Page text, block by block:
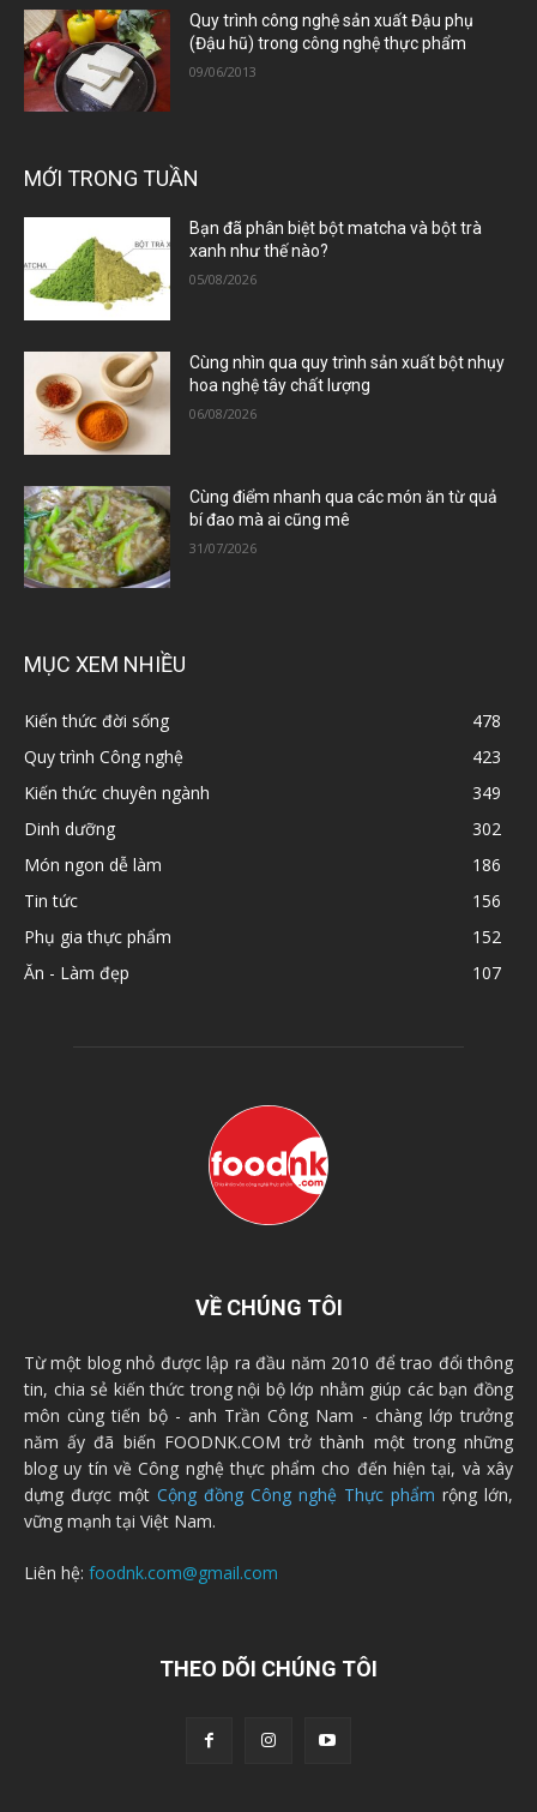
Quy trình công nghệ sản xuất Đậu phụ
(Đậu hũ) trong công nghệ thực phẩm
09/06/2013
MỚI TRONG TUẦN
Bạn đã phân biệt bột matcha và bột trà
xanh như thế nào?
05/08/2026
Cùng nhìn qua quy trình sản xuất bột nhụy
hoa nghệ tây chất lượng
06/08/2026
Cùng điểm nhanh qua các món ăn từ quả
bí đao mà ai cũng mê
31/07/2026
MỤC XEM NHIỀU
Kiến thức đời sống
478
Quy trình Công nghệ
423
Kiến thức chuyên ngành
349
Dinh dưỡng
302
Món ngon dễ làm
186
Tin tức
156
Phụ gia thực phẩm
152
Ăn - Làm đẹp
107
VỀ CHÚNG TÔI
Từ một blog nhỏ được lập ra đầu năm 2010 để trao đổi thông
tin, chia sẻ kiến thức trong nội bộ lớp nhằm giúp các bạn đồng
môn cùng tiến bộ - anh Trần Công Nam - chàng lớp trưởng
năm ấy đã biến FOODNK.COM trở thành một trong những
blog uy tín về Công nghệ thực phẩm cho đến hiện tại, và xây
dựng được một Cộng đồng Công nghệ Thực phẩm rộng lớn,
vững mạnh tại Việt Nam.
Liên hệ: foodnk.com@gmail.com
THEO DÕI CHÚNG TÔI